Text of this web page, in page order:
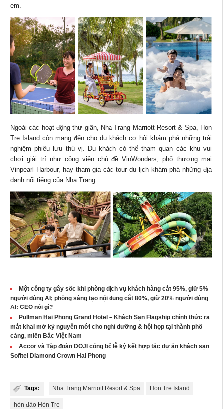
em.
Ngoài các hoạt động thư giãn, Nha Trang Marriott Resort & Spa, Hon
Tre Island còn mang đến cho du khách cơ hội khám phá những trải
nghiệm phiêu lưu thú vị. Du khách có thể tham quan các khu vui
chơi giải trí như công viên chủ đề VinWonders, phố thương mại
Vinpearl Harbour, hay tham gia các tour du lịch khám phá những địa
danh nổi tiếng của Nha Trang.
Một công ty gây sốc khi phòng dịch vụ khách hàng cắt 95%, giữ 5%
người dùng AI; phòng sáng tạo nội dung cắt 80%, giữ 20% người dùng
AI: CEO nói gì?
Pullman Hai Phong Grand Hotel – Khách Sạn Flagship chính thức ra
mắt khai mở kỷ nguyên mới cho nghỉ dưỡng & hội họp tại thành phố
cảng, miền Bắc Việt Nam
Accor và Tập đoàn DOJI công bố lễ ký kết hợp tác dự án khách sạn
Sofitel Diamond Crown Hai Phong
Tags: Nha Trang Marriott Resort & Spa Hon Tre Island
hòn đảo Hòn Tre